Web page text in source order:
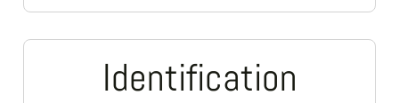
Identification